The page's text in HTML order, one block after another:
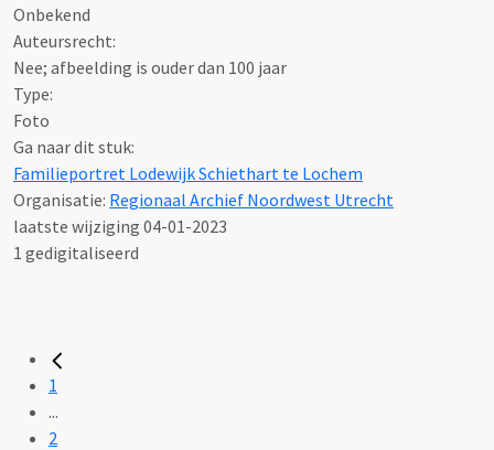
Onbekend
Auteursrecht:
Nee; afbeelding is ouder dan 100 jaar
Type:
Foto
Ga naar dit stuk:
Familieportret Lodewijk Schiethart te Lochem
Organisatie: Regionaal Archief Noordwest Utrecht
laatste wijziging 04-01-2023
1 gedigitaliseerd
1
...
2